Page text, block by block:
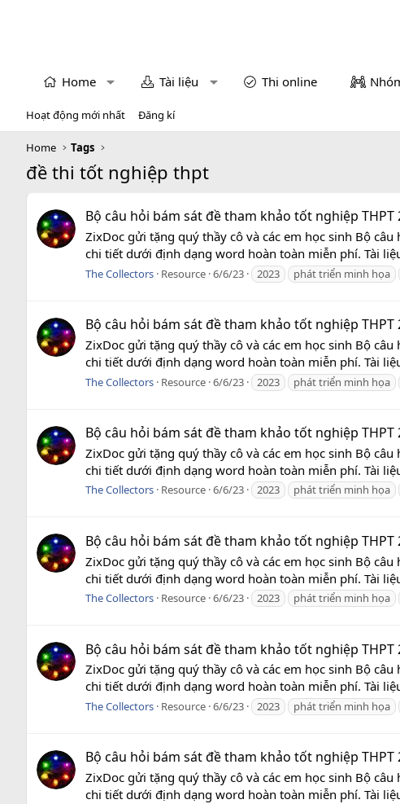
Home Tài liệu Thi online
Hoạt động mới nhất Đăng kí
Home Tags
đề thi tốt nghiệp thpt
Bộ câu hỏi bám sát đề tham khảo tốt nghiệp
ZixDoc gửi tặng quý thầy cô và các em học sinh Bộ
chi tiết dưới định dạng word hoàn toàn miễn phí. Tài
The Collectors Resource 6/6/23 2023 phát triển minh họa
Bộ câu hỏi bám sát đề tham khảo tốt nghiệp
ZixDoc gửi tặng quý thầy cô và các em học sinh Bộ
chi tiết dưới định dạng word hoàn toàn miễn phí. Tài
The Collectors Resource 6/6/23 2023 phát triển minh họa
Bộ câu hỏi bám sát đề tham khảo tốt nghiệp
ZixDoc gửi tặng quý thầy cô và các em học sinh Bộ
chi tiết dưới định dạng word hoàn toàn miễn phí. Tài
The Collectors Resource 6/6/23 2023 phát triển minh họa
Bộ câu hỏi bám sát đề tham khảo tốt nghiệp
ZixDoc gửi tặng quý thầy cô và các em học sinh Bộ
chi tiết dưới định dạng word hoàn toàn miễn phí. Tài
The Collectors Resource 6/6/23 2023 phát triển minh họa
Bộ câu hỏi bám sát đề tham khảo tốt nghiệp
ZixDoc gửi tặng quý thầy cô và các em học sinh Bộ
chi tiết dưới định dạng word hoàn toàn miễn phí. Tài
The Collectors Resource 6/6/23 2023 phát triển minh họa
Bộ câu hỏi bám sát đề tham khảo tốt nghiệp
ZixDoc gửi tặng quý thầy cô và các em học sinh Bộ
chi tiết dưới định dạng word hoàn toàn miễn phí. Tài